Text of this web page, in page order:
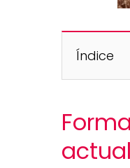
Índice